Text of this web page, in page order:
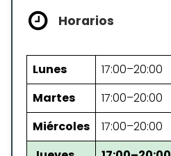
Horarios
Lunes
17:00–20:00
Martes
17:00–20:00
Miércoles
17:00–20:00